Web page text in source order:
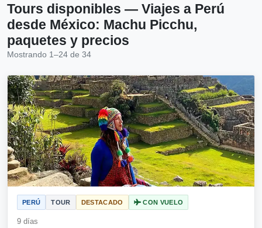
Tours disponibles — Viajes a Perú
desde México: Machu Picchu,
paquetes y precios
Mostrando 1–24 de 34
PERÚ TOUR DESTACADO CON VUELO
9 días